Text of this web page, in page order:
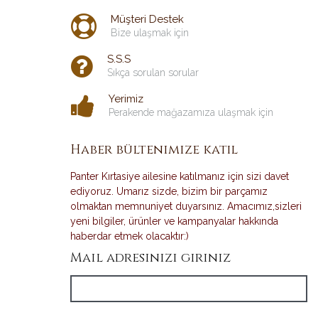
Müşteri Destek
Bize ulaşmak için
S.S.S
Sıkça sorulan sorular
Yerimiz
Perakende mağazamıza ulaşmak için
Haber bültenimize katıl
Panter Kırtasiye ailesine katılmanız için sizi davet
ediyoruz. Umarız sizde, bizim bir parçamız
olmaktan memnuniyet duyarsınız. Amacımız,sizleri
yeni bilgiler, ürünler ve kampanyalar hakkında
haberdar etmek olacaktır:)
Mail adresinizi giriniz